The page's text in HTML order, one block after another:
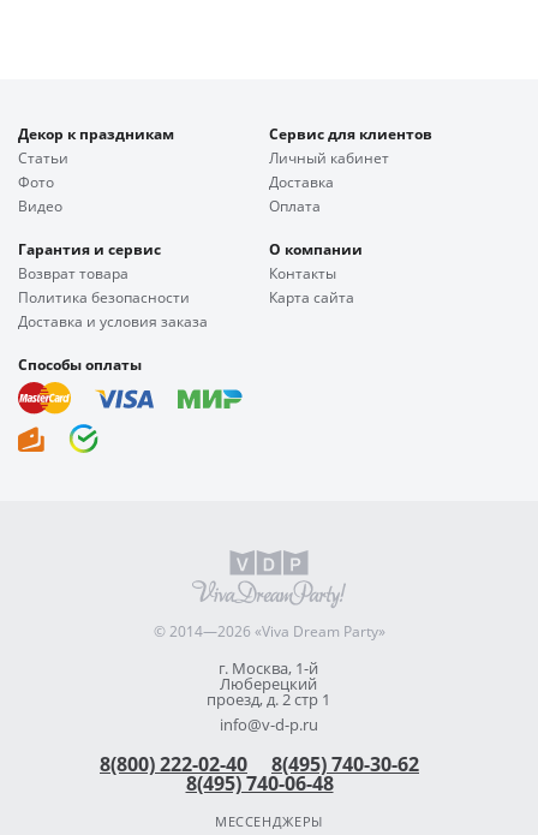
Декор к праздникам
Статьи
Фото
Видео
Сервис для клиентов
Личный кабинет
Доставка
Оплата
Гарантия и сервис
Возврат товара
Политика безопасности
Доставка и условия заказа
О компании
Контакты
Карта сайта
Способы оплаты
© 2014—2026 «Viva Dream Party»
г. Москва, 1-й
Люберецкий
проезд, д. 2 стр 1
info@v-d-p.ru
8(800) 222-02-40 8(495) 740-30-62
8(495) 740-06-48
МЕССЕНДЖЕРЫ